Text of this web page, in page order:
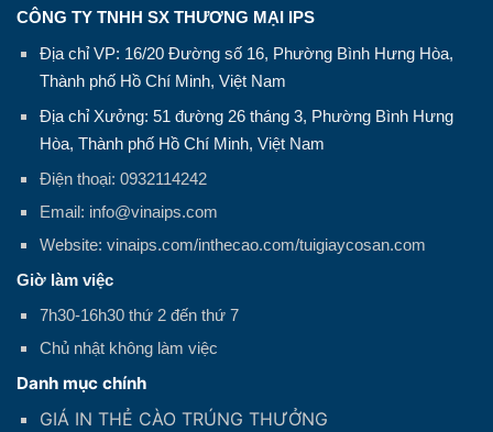
CÔNG TY TNHH SX THƯƠNG MẠI IPS
Địa chỉ VP: 16/20 Đường số 16, Phường Bình Hưng Hòa,
Thành phố Hồ Chí Minh, Việt Nam
Địa chỉ Xưởng: 51 đường 26 tháng 3, Phường Bình Hưng
Hòa, Thành phố Hồ Chí Minh, Việt Nam
Điện thoại: 0932114242
Email: info@vinaips.com
Website: vinaips.com/inthecao.com/tuigiaycosan.com
Giờ làm việc
7h30-16h30 thứ 2 đến thứ 7
Chủ nhật không làm việc
Danh mục chính
GIÁ IN THẺ CÀO TRÚNG THƯỞNG